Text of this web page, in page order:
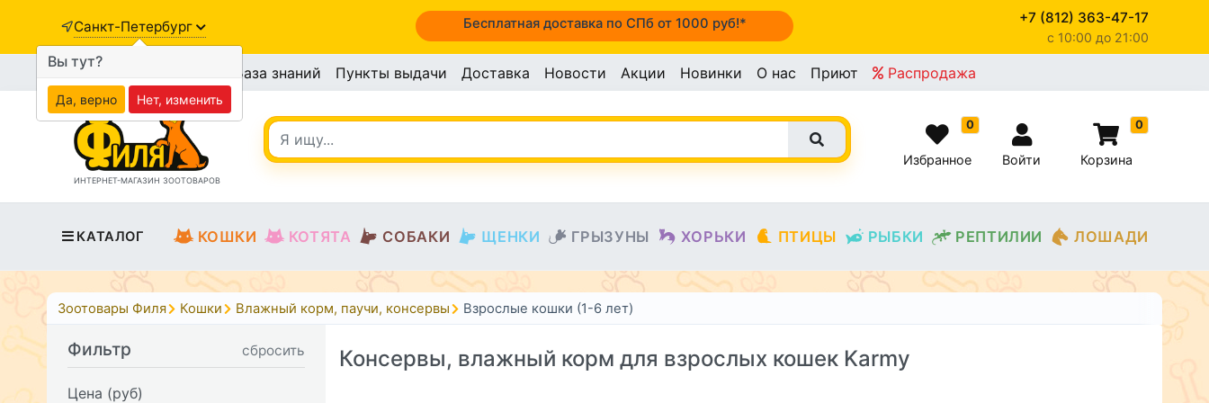
Санкт-Петербург Бесплатная доставка по СПб от 1000 руб!* +7 (812) 363-47-17
c 10:00 до 21:00
База знаний Пункты выдачи Доставка Новости Акции Новинки О нас Приют Распродажа
ИНТЕРНЕТ-МАГАЗИН ЗООТОВАРОВ
0
Избранное Войти
0
Корзина
КАТАЛОГ КОШКИ КОТЯТА СОБАКИ ЩЕНКИ ГРЫЗУНЫ ХОРЬКИ ПТИЦЫ РЫБКИ РЕПТИЛИИ ЛОШАДИ
Зоотовары Филя Кошки Влажный корм, паучи, консервы Взрослые кошки (1-6 лет)
Фильтр сбросить
Цена (руб)
Консервы, влажный корм для взрослых кошек Karmy
Вы тут?
Да, верно Нет, изменить